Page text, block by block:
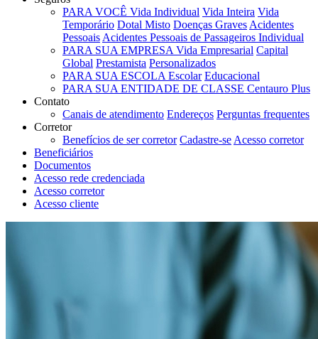
PARA VOCÊ Vida Individual Vida Inteira Vida
Temporário Dotal Misto Doenças Graves Acidentes
Pessoais Acidentes Pessoais de Passageiros Individual
PARA SUA EMPRESA Vida Empresarial Capital
Global Prestamista Personalizados
PARA SUA ESCOLA Escolar Educacional
PARA SUA ENTIDADE DE CLASSE Centauro Plus
Contato
Canais de atendimento Endereços Perguntas frequentes
Corretor
Benefícios de ser corretor Cadastre-se Acesso corretor
Beneficiários
Documentos
Acesso rede credenciada
Acesso corretor
Acesso cliente